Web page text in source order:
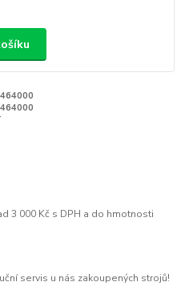
3 000 Kč s DPH a do hmotnosti
servis u nás zakoupených strojů!